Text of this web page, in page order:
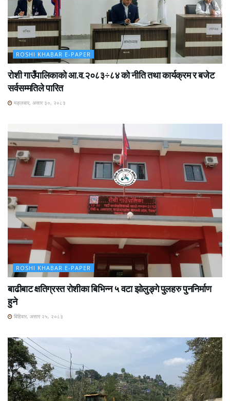
ROSHI KHABAR E-PAPER
रोशी गाउँपालिकाको आ.व.२०८३÷८४ को नीति तथा कार्यक्रम र बजेट
सर्वसम्मतिले पारित
मङ्लबार, असार ३०, २०८३
ROSHI KHABAR E-PAPER
बाढीबाट क्षतिग्रस्त रोशीका बिभिन्न ५ वटा झोलुङ्गे पुलहरु पुननिर्माण
हुने
बिहिबार, असार २५, २०८३